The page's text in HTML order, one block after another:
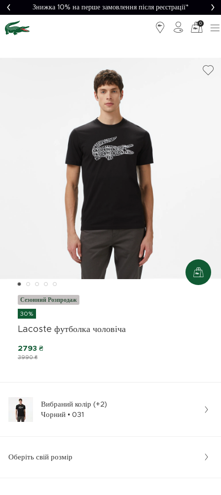
Знижка 10% на перше замовлення після реєстрації*
0
Сезонний Розпродаж
30%
Lacoste футболка чоловіча
3990 ₴
2793 ₴
Вибраний колір (+2)
Чорний • 031
Оберіть свій розмір
Безкоштовна
доставка від
5000₴*